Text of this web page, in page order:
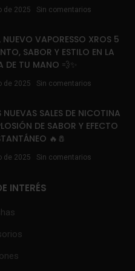
de 2025 Sin comentarios
NUEVO VAPORESSO XROS 5
SABOR Y ESTILO EN LA
DE TU MANO 💨✨
de 2025 Sin comentarios
NUEVAS SALES DE NICOTINA
DE SABOR Y EFECTO
🔥🧂
de 2025 Sin comentarios
INTERÉS